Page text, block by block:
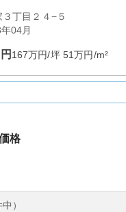
丁目２４−５
04月
167万円/坪 51万円/m²
格
）